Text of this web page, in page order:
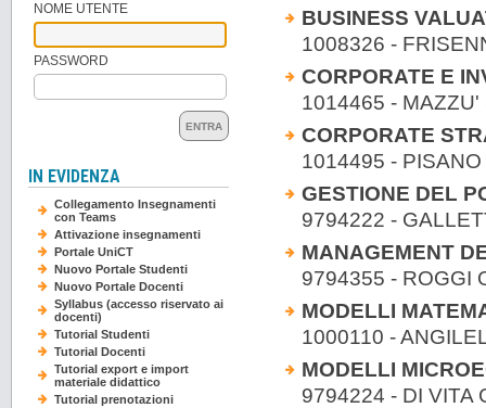
BUSINESS
1008326 -
CORPORATE E
1014465 -
CORPORATE
1014495 -
GESTIONE DEL
9794222 -
MANAGEMENT
9794355 - ROGGI
MODELLI
1000110 -
MODELLI
9794224 - DI VITA
NOME UTENTE
PASSWORD
ENTRA
IN EVIDENZA
Collegamento Insegnamenti
con Teams
Attivazione insegnamenti
Portale UniCT
Nuovo Portale Studenti
Nuovo Portale Docenti
Syllabus (accesso riservato ai
docenti)
Tutorial Studenti
Tutorial Docenti
Tutorial export e import
materiale didattico
Tutorial prenotazioni